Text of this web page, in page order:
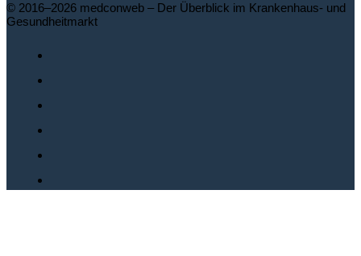
© 2016–2026 medconweb – Der Überblick im Krankenhaus- und
Gesundheitmarkt